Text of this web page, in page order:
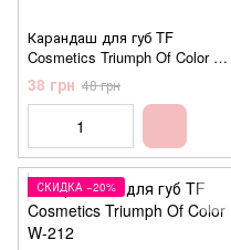
Карандаш для губ TF
Cosmetics Triumph Of Color W-
212 №206 Warm pink (темный
розовый)
38 грн 48 грн
СКИДКА −20%